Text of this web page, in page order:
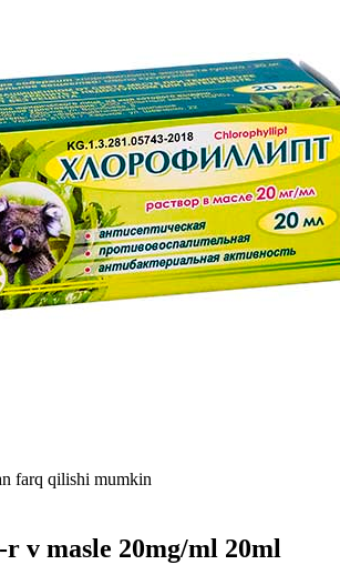
farq qilishi mumkin
v masle 20mg/ml 20ml